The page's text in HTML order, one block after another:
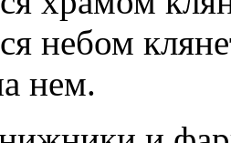
небом
нем.